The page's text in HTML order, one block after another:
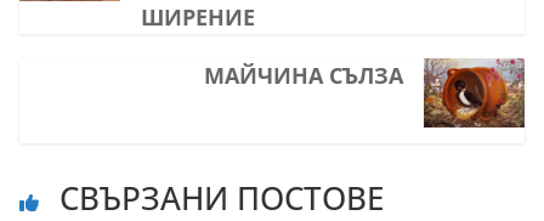
ШИРЕНИЕ
МАЙЧИНА СЪЛЗА
СВЪРЗАНИ ПОСТОВЕ